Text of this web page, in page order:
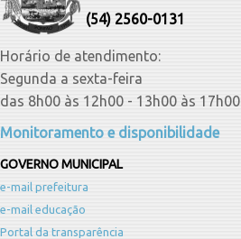
(54) 2560-0131
Horário de atendimento:
Segunda a sexta-feira
das 8h00 às 12h00 - 13h00 às 17h00
Monitoramento e disponibilidade
GOVERNO MUNICIPAL
e-mail prefeitura
e-mail educação
Portal da transparência